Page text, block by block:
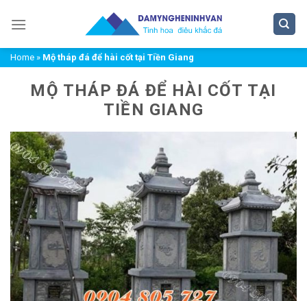
đến
dungHome » Mộ tháp đá để hài cốt tại Tiền Giang
MỘ THÁP ĐÁ ĐỂ HÀI CỐT TẠI
TIỀN GIANG